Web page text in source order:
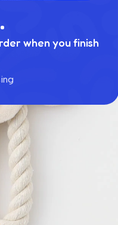
when you finish